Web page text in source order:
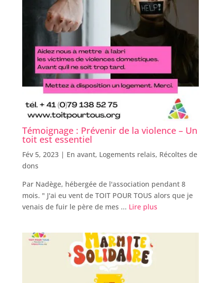
Témoignage : Prévenir de la violence – Un
toit est essentiel
Fév 5, 2023 | En avant, Logements relais, Récoltes de
dons
Par Nadège, hébergée de l'association pendant 8
mois. " J'ai eu vent de TOIT POUR TOUS alors que je
venais de fuir le père de mes ... Lire plus